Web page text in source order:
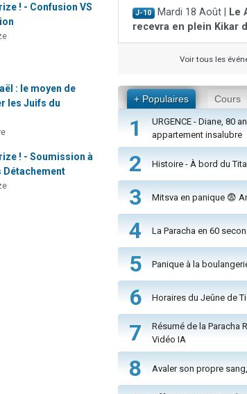
! - Confusion VS
: le moyen de
les Juifs du
! - Soumission à
Détachement
J-10 Mardi 18 Août |
Le
recevra en plein Kikar
Voir tous les
+ Populaires Cours
1
URGENCE - Diane, 80
appartement insalubre
2 Histoire - À bord du
3 Mitsva en panique 😨
4 La Paracha en 60
5 Panique à la
6 Horaires du Jeûne de
7
Résumé de la Paracha
Vidéo IA
8 Avaler son propre